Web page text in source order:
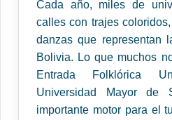
Cada año, miles de
calles con trajes
danzas que representan
Bolivia. Lo que muchos
Entrada Folklórica
Universidad Mayor de
importante motor para el